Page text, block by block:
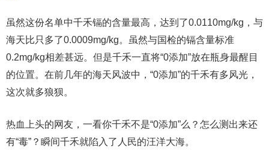
虽然这份名单中千禾镉的含量最高，达到了0.0110mg/kg，与
海天比只多了0.0009mg/kg。虽然与国检的镉含量标准
0.2mg/kg相差甚远。但是千禾一直将“0添加”放在瓶身最醒目
的位置。在前几年的海天风波中，“0添加”的千禾有多风光，
这次就多狼狈。
热血上头的网友，一看你千禾不是“0添加”么？怎么测出来还
有“毒”？瞬间千禾就陷入了人民的汪洋大海。